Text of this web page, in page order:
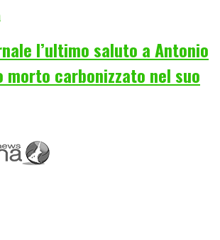
l’ultimo saluto a Antonio
morto carbonizzato nel suo